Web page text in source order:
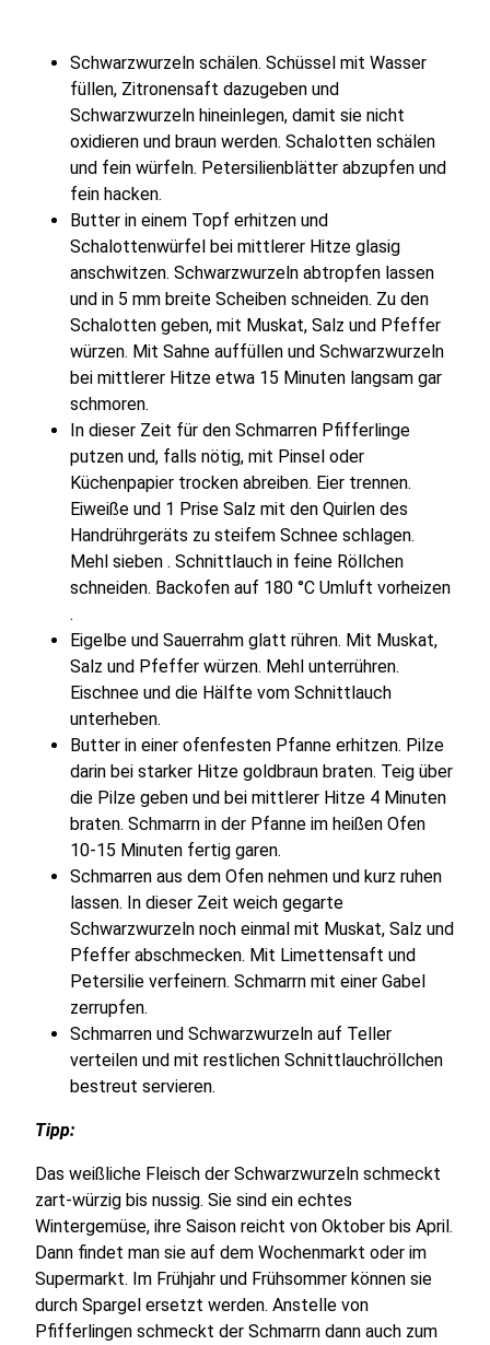
Schwarzwurzeln schälen. Schüssel mit Wasser
füllen, Zitronensaft dazugeben und
Schwarzwurzeln hineinlegen, damit sie nicht
oxidieren und braun werden. Schalotten schälen
und fein würfeln. Petersilienblätter abzupfen und
fein hacken.
Butter in einem Topf erhitzen und
Schalottenwürfel bei mittlerer Hitze glasig
anschwitzen. Schwarzwurzeln abtropfen lassen
und in 5 mm breite Scheiben schneiden. Zu den
Schalotten geben, mit Muskat, Salz und Pfeffer
würzen. Mit Sahne auffüllen und Schwarzwurzeln
bei mittlerer Hitze etwa 15 Minuten langsam gar
schmoren.
In dieser Zeit für den Schmarren Pfifferlinge
putzen und, falls nötig, mit Pinsel oder
Küchenpapier trocken abreiben. Eier trennen.
Eiweiße und 1 Prise Salz mit den Quirlen des
Handrührgeräts zu steifem Schnee schlagen.
Mehl sieben . Schnittlauch in feine Röllchen
schneiden. Backofen auf 180 °C Umluft vorheizen
.
Eigelbe und Sauerrahm glatt rühren. Mit Muskat,
Salz und Pfeffer würzen. Mehl unterrühren.
Eischnee und die Hälfte vom Schnittlauch
unterheben.
Butter in einer ofenfesten Pfanne erhitzen. Pilze
darin bei starker Hitze goldbraun braten. Teig über
die Pilze geben und bei mittlerer Hitze 4 Minuten
braten. Schmarrn in der Pfanne im heißen Ofen
10-15 Minuten fertig garen.
Schmarren aus dem Ofen nehmen und kurz ruhen
lassen. In dieser Zeit weich gegarte
Schwarzwurzeln noch einmal mit Muskat, Salz und
Pfeffer abschmecken. Mit Limettensaft und
Petersilie verfeinern. Schmarrn mit einer Gabel
zerrupfen.
Schmarren und Schwarzwurzeln auf Teller
verteilen und mit restlichen Schnittlauchröllchen
bestreut servieren.
Tipp:
Das weißliche Fleisch der Schwarzwurzeln schmeckt
zart-würzig bis nussig. Sie sind ein echtes
Wintergemüse, ihre Saison reicht von Oktober bis April.
Dann findet man sie auf dem Wochenmarkt oder im
Supermarkt. Im Frühjahr und Frühsommer können sie
durch Spargel ersetzt werden. Anstelle von
Pfifferlingen schmeckt der Schmarrn dann auch zum